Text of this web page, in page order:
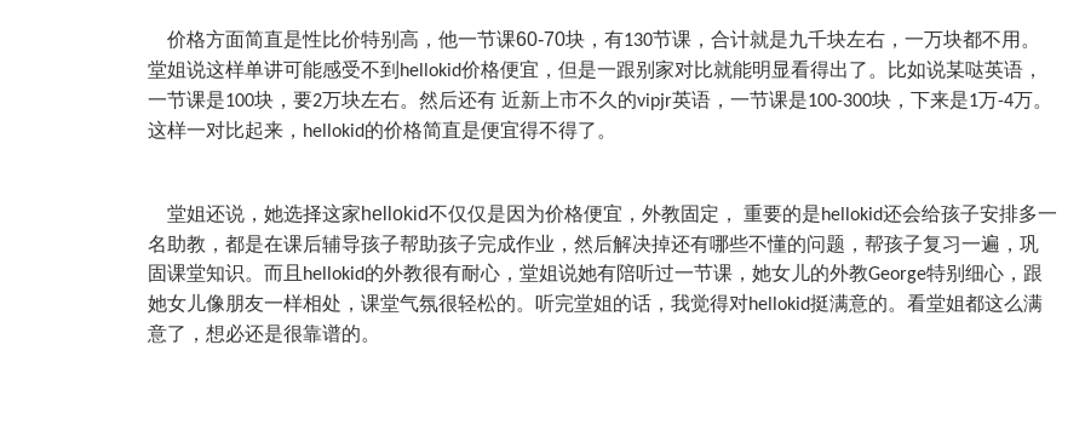
价格方面简直是性比价特别高，他一节课60-70块，有130节课，合计就是九千块左右，一万块都不用。
堂姐说这样单讲可能感受不到 hellokid价格便宜，但是一跟别家对比就能明显看得出了。比如说某哒英语，
一节课是100块，要2万块左右。然后还有 近新上市不久的vipjr英语，一节课是100-300块，下来是1万-4万。
这样一对比起来， hellokid的价格简直是便宜得不得了。
堂姐还说，她选择这家hellokid不仅仅是因为价格便宜，外教固定， 重要的是hellokid还会给孩子安排多一
名助教，都是在课后辅导孩子帮助孩子完成作业，然后解决掉还有哪些不懂的问题，帮孩子复习一遍，巩
固课堂知识。而且 hellokid的外教很有耐心，堂姐说她有陪听过一节课，她女儿的外教George特别细心，跟
她女儿像朋友一样相处，课堂气氛很轻松的。听完堂姐的话，我觉得对hellokid挺满意的。看堂姐都这么满
意了，想必还是很靠谱的。